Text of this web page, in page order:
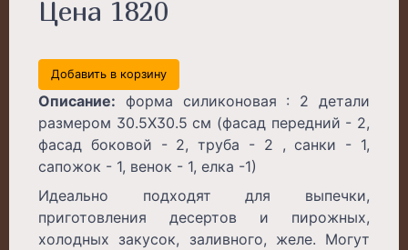
Цена 1820
Добавить в корзину
Описание: форма силиконовая : 2 детали
размером 30.5Х30.5 см (фасад передний - 2,
фасад боковой - 2, труба - 2 , санки - 1,
сапожок - 1, венок - 1, елка -1)
Идеально подходят для выпечки,
приготовления десертов и пирожных,
холодных закусок, заливного, желе. Могут